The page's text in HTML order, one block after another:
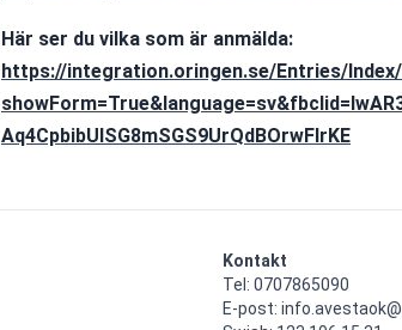
Här ser du vilka som är anmälda:
https://integration.oringen.se/Entries/Index/
Aq4CpbibUISG8mSGS9UrQdBOrwFIrKE
Kontakt
Tel: 0707865090
E-post: